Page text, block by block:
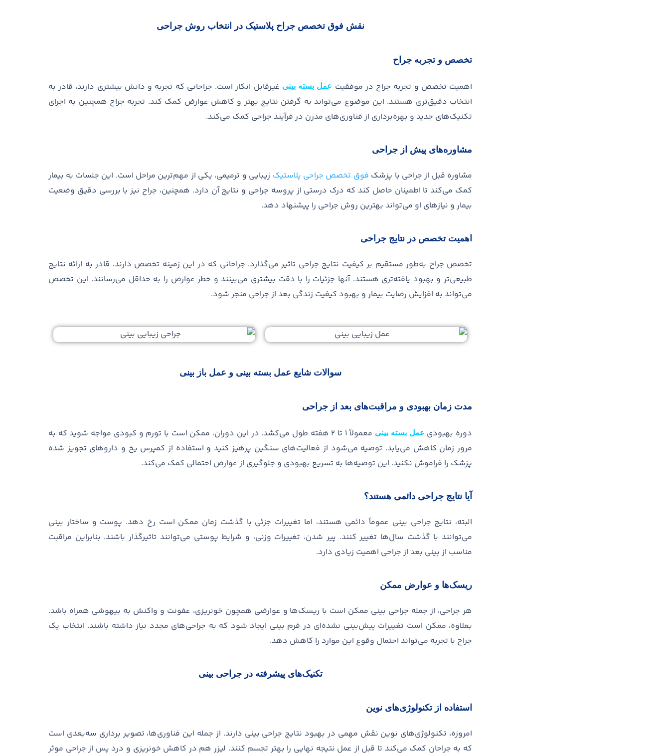
نقش فوق تخصص جراح پلاستیک در انتخاب روش جراحی
تخصص و تجربه جراح
اهمیت تخصص و تجربه جراح در موفقیت عمل بسته بینی غیرقابل انکار است. جراحانی که تجربه و دانش بیشتری دارند، قادر به
انتخاب دقیقتری هستند. این موضوع میتواند به گرفتن نتایج بهتر و کاهش عوارض کمک کند. تجربه جراح همچنین به اجرای
تکنیکهای جدید و بهرهبرداری از فناوریهای مدرن در فرآیند جراحی کمک میکند.
مشاورههای پیش از جراحی
مشاوره قبل از جراحی با پزشک فوق تخصص جراحی پلاستیک زیبایی و ترمیمی، یکی از مهمترین مراحل است. این جلسات به بیمار
کمک میکند تا اطمینان حاصل کند که درک درستی از پروسه جراحی و نتایج آن دارد. همچنین، جراح نیز با بررسی دقیق وضعیت
بیمار و نیازهای او میتواند بهترین روش جراحی را پیشنهاد دهد.
اهمیت تخصص در نتایج جراحی
تخصص جراح بهطور مستقیم بر کیفیت نتایج جراحی تاثیر میگذارد. جراحانی که در این زمینه تخصص دارند، قادر به ارائه نتایج
طبیعیتر و بهبود یافتهتری هستند.آنها جزئیات را با دقت بیشتری میبینند و خطر عوارض را به حداقل میرسانند. این تخصص
میتواند به افزایش رضایت بیمار و بهبود کیفیت زندگی بعد از جراحی منجر شود.
سوالات شایع عمل بسته بینی و عمل باز بینی
مدت زمان بهبودی و مراقبتهای بعد از جراحی
دوره بهبودی عمل بسته بینی معمولاً ۱ تا ۲ هفته طول می کشد. در این دوران، ممکن است با تورم و کبودی مواجه شوید که به
مرور زمان کاهش مییابد. توصیه میشود از فعالیتهای سنگین پرهیز کنید و استفاده از کمپرس یخ و داروهای تجویز شده
پزشک را فراموش نکنید. این توصیهها به تسریع بهبودی و جلوگیری از عوارض احتمالی کمک میکند.
آیا نتایج جراحی دائمی هستند؟
البته، نتایج جراحی بینی عموماً دائمی هستند، اما تغییرات جزئی با گذشت زمان ممکن است رخ دهد. پوست و ساختار بینی
میتوانند با گذشت سالها تغییر کنند. پیر شدن، تغییرات وزنی، و شرایط پوستی میتوانند تاثیرگذار باشند. بنابراین مراقبت
مناسب از بینی بعد از جراحی اهمیت زیادی دارد.
ریسکها و عوارض ممکن
هر جراحی، از جمله جراحی بینی ممکن است با ریسکها و عوارضی همچون خونریزی، عفونت و واکنش به بیهوشی همراه باشد.
بعلاوه، ممکن است تغییرات پیشبینی نشدهای در فرم بینی ایجاد شود که به جراحیهای مجدد نیاز داشته باشند. انتخاب یک
جراح با تجربه میتواند احتمال وقوع این موارد را کاهش دهد.
تکنیکهای پیشرفته در جراحی بینی
استفاده از تکنولوژیهای نوین
امروزه، تکنولوژیهای نوین نقش مهمی در بهبود نتایج جراحی بینی دارند. از جمله این فناوریها، تصویر برداری سهبعدی است
که به جراحان کمک میکند تا قبل از عمل نتیجه نهایی را بهتر تجسم کنند. لیزر هم در کاهش خونریزی و درد پس از جراحی موثر